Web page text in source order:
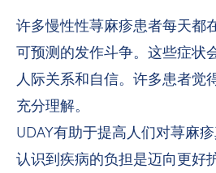
许多慢性性荨麻疹患者每天都
可预测的发作斗争。这些症状
人际关系和自信。许多患者觉
充分理解。
UDAY有助于提高人们对荨麻疹
认识到疾病的负担是迈向更好